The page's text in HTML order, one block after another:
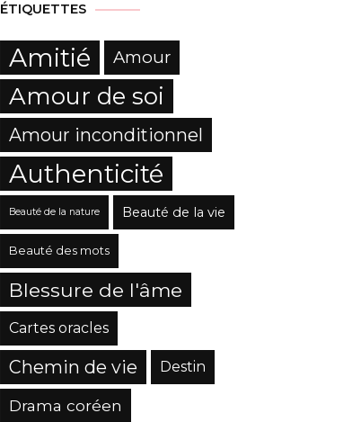
ÉTIQUETTES
Amitié Amour
Amour de soi
Amour inconditionnel
Authenticité
Beauté de la nature Beauté de la vie
Beauté des mots
Blessure de l'âme
Cartes oracles
Chemin de vie Destin
Drama coréen